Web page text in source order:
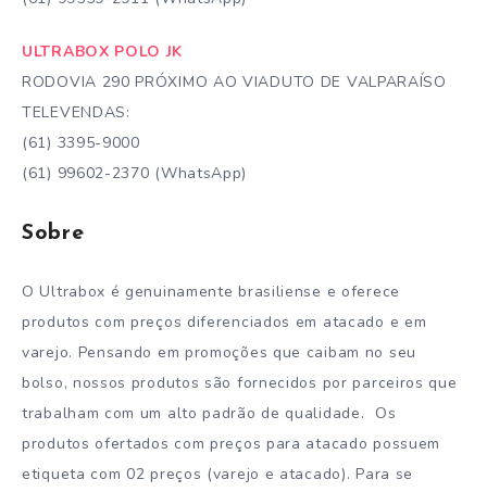
ULTRABOX POLO JK
RODOVIA 290 PRÓXIMO AO VIADUTO DE VALPARAÍSO
TELEVENDAS:
(61) 3395-9000
(61) 99602-2370 (WhatsApp)
Sobre
O Ultrabox é genuinamente brasiliense e oferece
produtos com preços diferenciados em atacado e em
varejo. Pensando em promoções que caibam no seu
bolso, nossos produtos são fornecidos por parceiros que
trabalham com um alto padrão de qualidade. Os
produtos ofertados com preços para atacado possuem
etiqueta com 02 preços (varejo e atacado). Para se